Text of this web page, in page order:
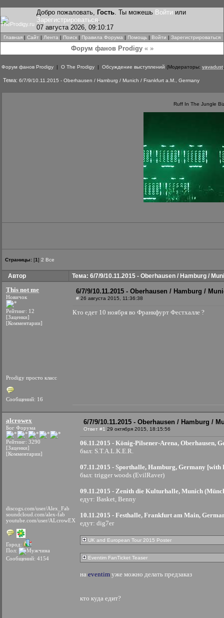
Добро пожаловать, Гость. Ты можешь Войти или
Зарегистрироваться.
07 августа 2026, 09:10:17
Главная | Сайт | Лента | Поиск | Правила Форума | Помощь | Войти | Зарегистрироваться
Форум фанов Prodigy« »
Форум фанов Prodigy | О The Prodigy | Обсуждение выступлений (Модераторы: yavadust
Тема: 6/7/9/10.11.2015 - Oberhausen / Hamburg / Munich / Frankfurt a.M., Germany
Ruff In The Jungle
Страницы: [1] 2 Все
Автор Тема: 6/7/9/10.11.2015 - Oberhausen / Hamburg /
This not me
Новичок
Рейтинг: 12
[Заценки]
[Комментарии]
Prodigy просто класс
Сообщений: 16
6/7/9/10.11.2015 - Oberhausen / Hamburg /
# 26 августа 2015, 11:36:38
Кто едет 10 ноября во Франкфурт Фестхалле ?
alcrowex
Бог Форума
Рейтинг: 3290
[Заценки]
[Комментарии]
discogs.com/user/Alex_Fab
soundcloud.com/alex-fab
youtube.com/user/ALcrowEX
Город:
Пол:
Сообщений: 4154
6/7/9/10.11.2015 - Oberhausen / Hamburg /
Ответ #1 29 октября 2015, 18:15:56
06.11.2015 - König-Pilsener-Arena, Oberhausen,
был: S.T.A.L.K.E.R.
07.11.2015 - Sporthalle, Hamburg, Germany [with
был: trigger woods (EvilRaver)
09.11.2015 - Zenith die Kulturhalle, Munich
едут: Basket, Benny
10.11.2015 - Festhalle, Frankfurt am Main,
едут: dig7er
UK and European Tour 2015 Poster
Eventim FanTicket Teaser
на eventim уже можно делать предзаказ
кто куда едит?